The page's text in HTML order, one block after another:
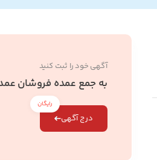
آگهی خود را ثبت کنید
به جمع عمده فروشان
درج آگهی
رایگان